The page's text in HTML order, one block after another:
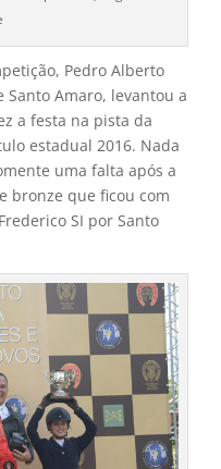
Pedro Alberto
Santo Amaro, levantou a
a festa na pista da
estadual 2016. Nada
uma falta após a
bronze que ficou com
SI por Santo